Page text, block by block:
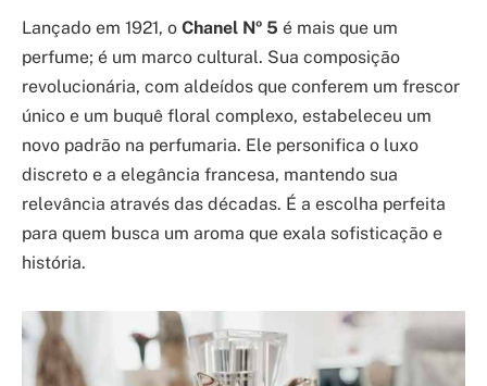
Lançado em 1921, o Chanel Nº 5 é mais que um
perfume; é um marco cultural. Sua composição
revolucionária, com aldeídos que conferem um frescor
único e um buquê floral complexo, estabeleceu um
novo padrão na perfumaria. Ele personifica o luxo
discreto e a elegância francesa, mantendo sua
relevância através das décadas. É a escolha perfeita
para quem busca um aroma que exala sofisticação e
história.